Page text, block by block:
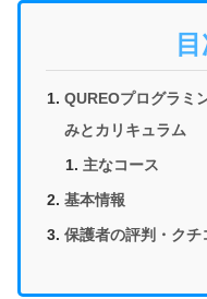
QUREOプログラミ
みとカリキュラム
主なコース
基本情報
保護者の評判・クチ